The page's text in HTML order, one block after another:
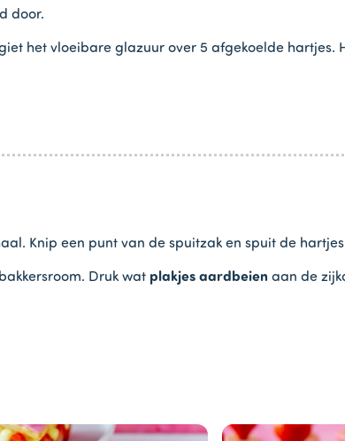
door.
het vloeibare glazuur over 5 afgekoelde
Knip een punt van de spuitzak en spuit de
Druk wat plakjes aardbeien aan de